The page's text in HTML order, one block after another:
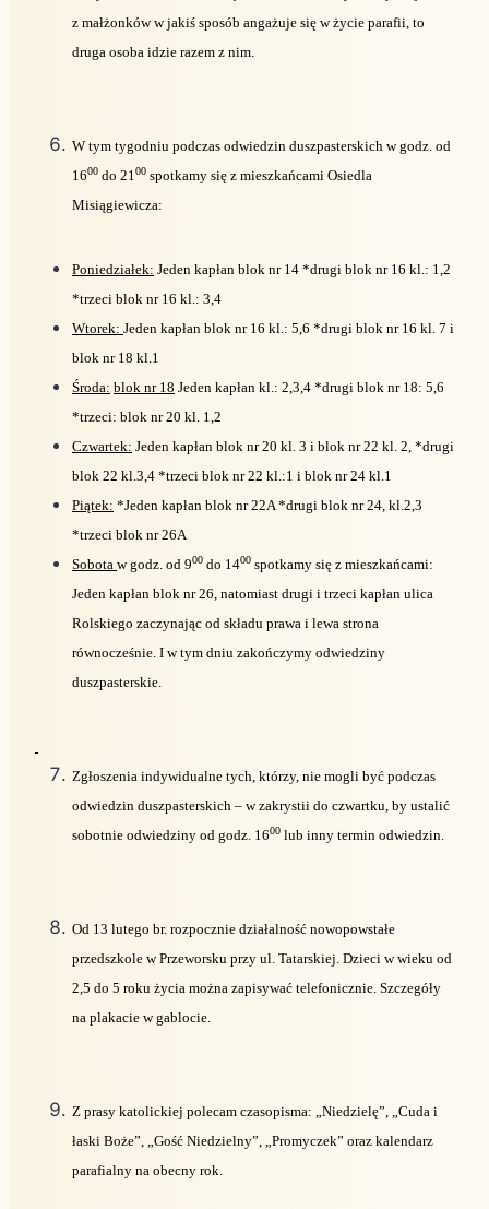
z małżonków w jakiś sposób angażuje się w życie parafii, to
druga osoba idzie razem z nim.
W tym tygodniu podczas odwiedzin duszpasterskich w godz. od
1600 do 21 00 spotkamy się z mieszkańcami Osiedla
Misiągiewicza:
Poniedziałek: Jeden kapłan blok nr 14 *drugi blok nr 16 kl.: 1,2
*trzeci blok nr 16 kl.: 3,4
Wtorek: Jeden kapłan blok nr 16 kl.: 5,6 *drugi blok nr 16 kl. 7 i
blok nr 18 kl.1
Środa: blok nr 18 Jeden kapłan kl.: 2,3,4 *drugi blok nr 18: 5,6
*trzeci: blok nr 20 kl. 1,2
Czwartek: Jeden kapłan blok nr 20 kl. 3 i blok nr 22 kl. 2, *drugi
blok 22 kl.3,4 *trzeci blok nr 22 kl.:1 i blok nr 24 kl.1
Piątek: *Jeden kapłan blok nr 22A *drugi blok nr 24, kl.2,3
*trzeci blok nr 26A
Sobota w godz. od 900 do 1400 spotkamy się z mieszkańcami:
Jeden kapłan blok nr 26, natomiast drugi i trzeci kapłan ulica
Rolskiego zaczynając od składu prawa i lewa strona
równocześnie. I w tym dniu zakończymy odwiedziny
duszpasterskie.
Zgłoszenia indywidualne tych, którzy, nie mogli być podczas
odwiedzin duszpasterskich – w zakrystii do czwartku, by ustalić
sobotnie odwiedziny od godz. 1600 lub inny termin odwiedzin.
Od 13 lutego br. rozpocznie działalność nowopowstałe
przedszkole w Przeworsku przy ul. Tatarskiej. Dzieci w wieku od
2,5 do 5 roku życia można zapisywać telefonicznie. Szczegóły
na plakacie w gablocie.
Z prasy katolickiej polecam czasopisma: „Niedzielę”, „Cuda i
łaski Boże”, „Gość Niedzielny”, „Promyczek” oraz kalendarz
parafialny na obecny rok.